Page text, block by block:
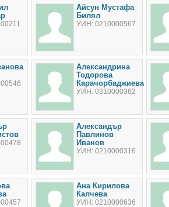
Айсун Мустафа
Билял
УИН: 0210000567
Александрина
Тодорова
Карачорбаджиева
УИН: 0310000362
Александър
Павлинов
Иванов
УИН: 0210000316
Ана Кирилова
Калчева
УИН: 0210000636